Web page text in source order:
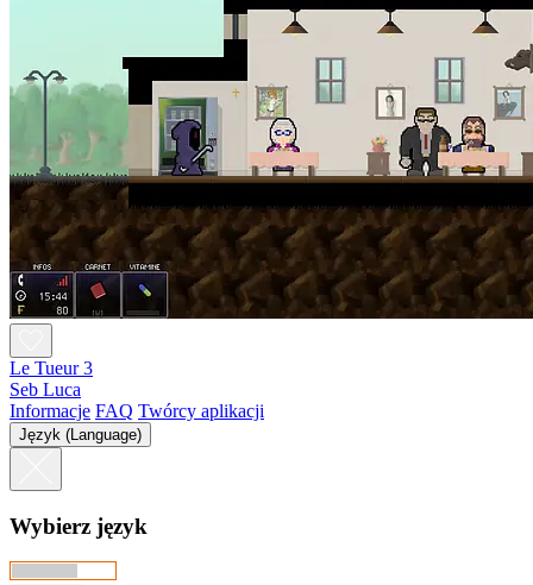
Le Tueur 3
Seb Luca
Informacje FAQ Twórcy aplikacji
Język (Language)
Wybierz język